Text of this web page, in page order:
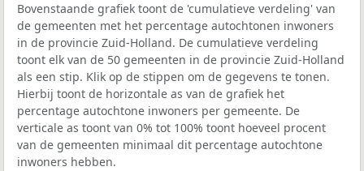
Bovenstaande grafiek toont de 'cumulatieve verdeling' van
de gemeenten met het percentage autochtonen inwoners
in de provincie Zuid-Holland. De cumulatieve verdeling
toont elk van de 50 gemeenten in de provincie Zuid-Holland
als een stip. Klik op de stippen om de gegevens te tonen.
Hierbij toont de horizontale as van de grafiek het
percentage autochtone inwoners per gemeente. De
verticale as toont van 0% tot 100% toont hoeveel procent
van de gemeenten minimaal dit percentage autochtone
inwoners hebben.